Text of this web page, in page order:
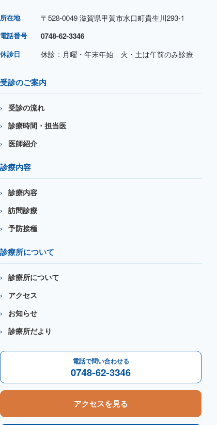
所在地 〒528-0049 滋賀県甲賀市水口町貴生川293-1
電話番号 0748-62-3346
休診日 休診：月曜・年末年始｜火・土は午前のみ診療
受診のご案内
受診の流れ
診療時間・担当医
医師紹介
診療内容
診療内容
訪問診療
予防接種
診療所について
診療所について
アクセス
お知らせ
診療所だより
電話で問い合わせる
0748-62-3346
アクセスを見る